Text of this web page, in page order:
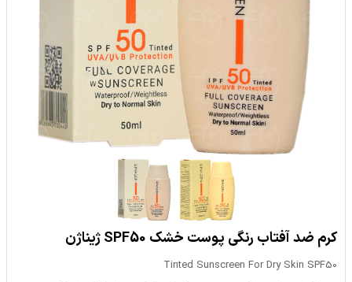
کرم ضد آفتاب رنگی پوست خشک SPF50 ژیناژن
Tinted Sunscreen For Dry Skin SPF50